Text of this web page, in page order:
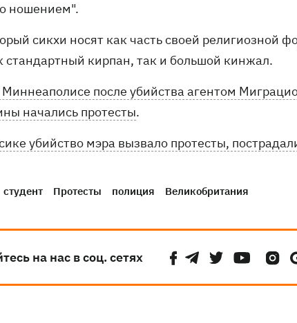
ношением".
сикхи носят как часть своей религиозной
стандартный кирпан, так и большой кинжал.
после убийства агентом
начались протесты.
убийство мэра вызвало протесты,
студент Протесты полиция Великобритания
на нас в соц. сетях